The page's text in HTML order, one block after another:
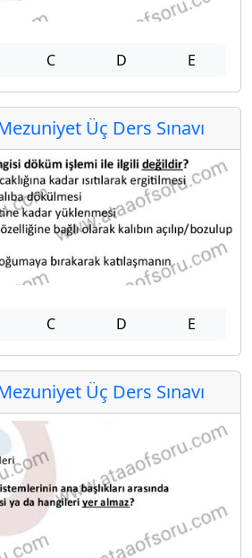
C D E
Üç Ders Sınavı
C D E
Üç Ders Sınavı